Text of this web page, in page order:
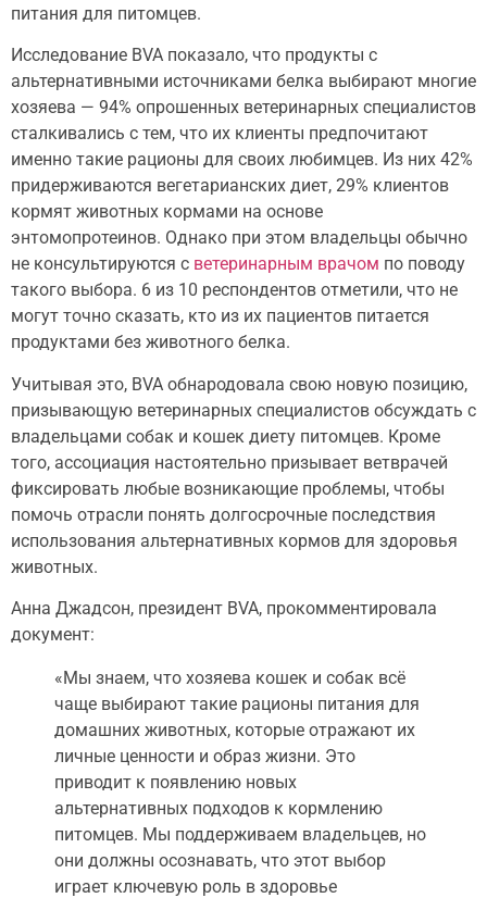
питания для питомцев.
Исследование BVA показало, что продукты с
альтернативными источниками белка выбирают многие
хозяева — 94% опрошенных ветеринарных специалистов
сталкивались с тем, что их клиенты предпочитают
именно такие рационы для своих любимцев. Из них 42%
придерживаются вегетарианских диет, 29% клиентов
кормят животных кормами на основе
энтомопротеинов. Однако при этом владельцы обычно
не консультируются с ветеринарным врачом по поводу
такого выбора. 6 из 10 респондентов отметили, что не
могут точно сказать, кто из их пациентов питается
продуктами без животного белка.
Учитывая это, BVA обнародовала свою новую позицию,
призывающую ветеринарных специалистов обсуждать с
владельцами собак и кошек диету питомцев. Кроме
того, ассоциация настоятельно призывает ветврачей
фиксировать любые возникающие проблемы, чтобы
помочь отрасли понять долгосрочные последствия
использования альтернативных кормов для здоровья
животных.
Анна Джадсон, президент BVA, прокомментировала
документ:
«Мы знаем, что хозяева кошек и собак всё
чаще выбирают такие рационы питания для
домашних животных, которые отражают их
личные ценности и образ жизни. Это
приводит к появлению новых
альтернативных подходов к кормлению
питомцев. Мы поддерживаем владельцев, но
они должны осознавать, что этот выбор
играет ключевую роль в здоровье